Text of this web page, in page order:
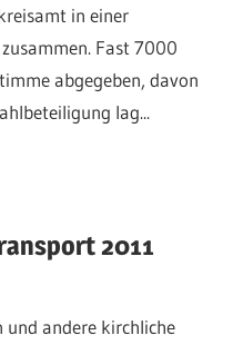
in einer
Fast 7000
abgegeben, davon
lag...
2011
und andere kirchliche